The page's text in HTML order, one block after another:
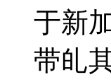
于新
带癿